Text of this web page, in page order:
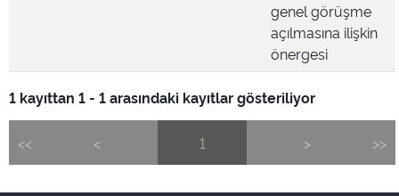
genel görüşme
açılmasına ilişkin
önergesi
1 kayıttan 1 - 1 arasındaki kayıtlar gösteriliyor
<< < 1 > >>